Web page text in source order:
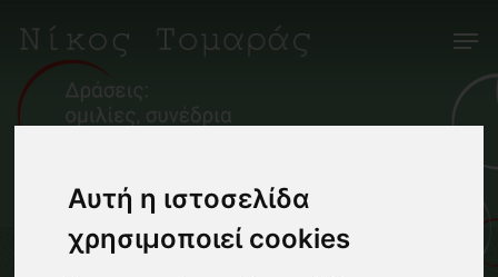
Αυτή η ιστοσελίδα
χρησιμοποιεί cookies
main
content